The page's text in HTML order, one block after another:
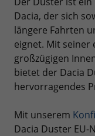
Dacia, der sich
längere Fahrten
eignet. Mit seiner
großzügigen
bietet der Dacia
hervorragendes
Mit unserem
Dacia Duster EU-